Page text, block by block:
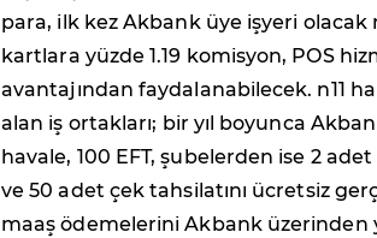
para, ilk kez Akbank üye işyeri olacak
kartlara yüzde 1.19 komisyon, POS
avantajından faydalanabilecek. n11
alan iş ortakları; bir yıl boyunca
havale, 100 EFT, şubelerden ise 2
ve 50 adet çek tahsilatını ücretsiz
maaş ödemelerini Akbank üzerinden